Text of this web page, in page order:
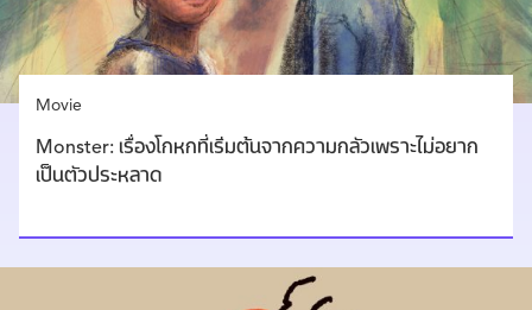
Movie
Monster: เรื่องโกหกที่เริ่มต้นจากความกลัวเพราะไม่อยาก
เป็นตัวประหลาด